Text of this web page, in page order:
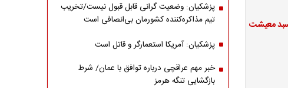
سبد معیشت
پزشکیان: وضعیت گرانی قابل قبول نیست/تخریب
تیم مذاکره‌کننده کشورمان بی‌انصافی است
پزشکیان: آمریکا استعمارگر و قاتل است
خبر مهم عراقچی درباره توافق با عمان/ شرط
بازگشایی تنگه هرمز